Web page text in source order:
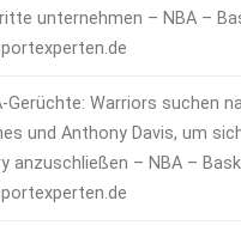
unternehmen – NBA –
Gerüchte: Warriors suchen
und Anthony Davis, um
anzuschließen – NBA –